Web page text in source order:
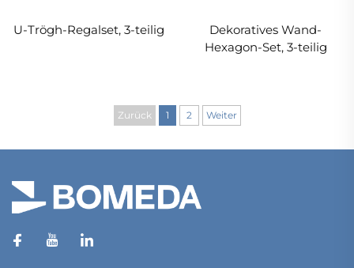
U-Trögh-Regalset, 3-teilig
Dekoratives Wand-
Hexagon-Set, 3-teilig
Zurück 1 2 Weiter